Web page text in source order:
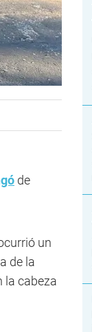
de
un
de la
la cabeza